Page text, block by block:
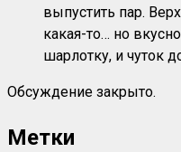
выпустить пар.
какая-то… но
шарлотку, и чуток
Обсуждение закрыто.
Метки